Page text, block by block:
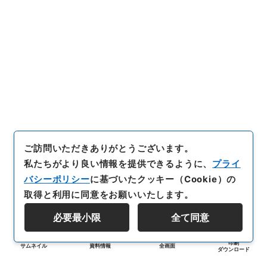
サムネイル 資料情報 全画面
印刷
ダウンロード
ご訪問いただきありがとうございます。
私たちがより良い情報を提供できるように、 プライ
バシーポリシーに基づいたクッキー（Cookie）の
取得と利用に同意をお願いいたします。
必要最小限 全て同意